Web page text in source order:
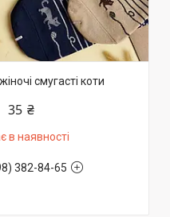
смугасті коти
35 ₴
в наявності
382-84-65